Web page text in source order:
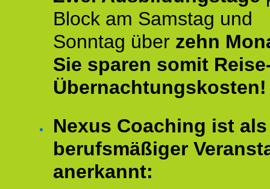
Block am Samstag und
Sonntag über zehn
Sie sparen somit
Übernachtungskosten!
Nexus Coaching ist als
berufsmäßiger
anerkannt: